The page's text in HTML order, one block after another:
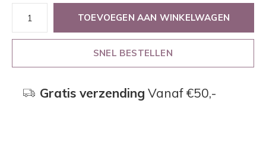
TOEVOEGEN AAN WINKELWAGEN
SNEL BESTELLEN
Gratis verzending Vanaf €50,-